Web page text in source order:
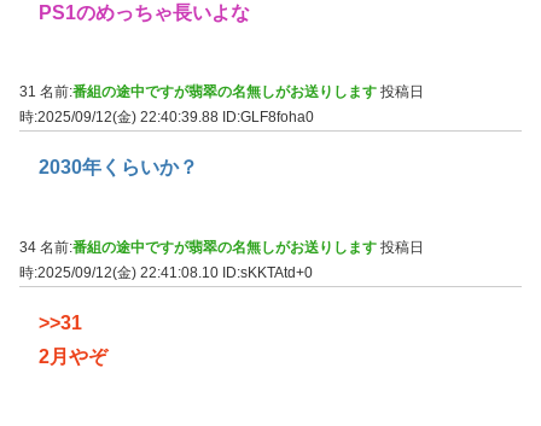
PS1のめっちゃ長いよな
31 名前:番組の途中ですが翡翠の名無しがお送りします 投稿日
時:2025/09/12(金) 22:40:39.88 ID:GLF8foha0
2030年くらいか？
34 名前:番組の途中ですが翡翠の名無しがお送りします 投稿日
時:2025/09/12(金) 22:41:08.10 ID:sKKTAtd+0
>>31
2月やぞ